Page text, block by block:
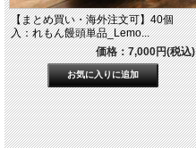
【まとめ買い・海外注文可】40個
入：れもん饅頭単品_Lemo...
価格：7,000円(税込)